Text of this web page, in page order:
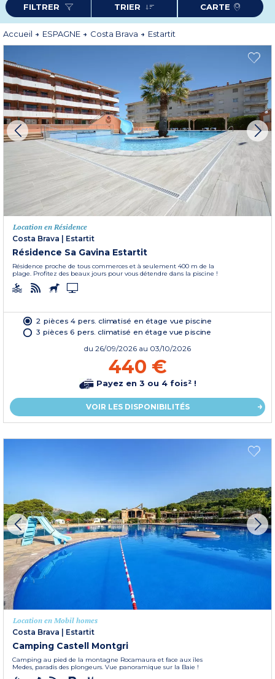
Avec son climat doux, Estartit séduit par son temps chaud et sec et des
températures estivales en moyenne à 28°C. Pour profiter de cette
destination ensoleillée, Odalys Vacances vous propose divers types
d'hébergements en Résidence (Castell Montgri,Sa Gavina Estartit
FILTRER TRIER CARTE
Accueil ESPAGNE Costa Brava Estartit
Location en Résidence
Costa Brava
Estartit
Résidence Sa Gavina Estartit
Résidence proche de tous commerces et à seulement 400 m de la
plage. Profitez des beaux jours pour vous détendre dans la piscine !
2 pièces 4 pers. climatisé en étage vue piscine
3 pièces 6 pers. climatisé en étage vue piscine
du 26/09/2026 au 03/10/2026
440 €
Payez en 3 ou 4 fois² !
VOIR LES DISPONIBILITÉS
Location en Mobil homes
Costa Brava
Estartit
Camping Castell Montgri
Camping au pied de la montagne Rocamaura et face aux îles
Medes, paradis des plongeurs. Vue panoramique sur la Baie !